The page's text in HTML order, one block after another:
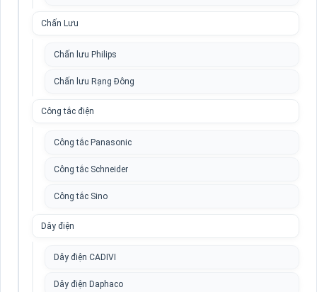
Chấn Lưu
Chấn lưu Philips
Chấn lưu Rạng Đông
Công tắc điện
Công tắc Panasonic
Công tắc Schneider
Công tắc Sino
Dây điện
Dây điện CADIVI
Dây điện Daphaco